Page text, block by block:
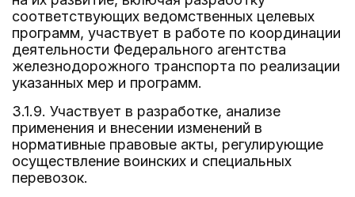
соответствующих ведомственных целевых
программ, участвует в работе по координации
деятельности Федерального агентства
железнодорожного транспорта по реализации
указанных мер и программ.
3.1.9. Участвует в разработке, анализе
применения и внесении изменений в
нормативные правовые акты, регулирующие
осуществление воинских и специальных
перевозок.